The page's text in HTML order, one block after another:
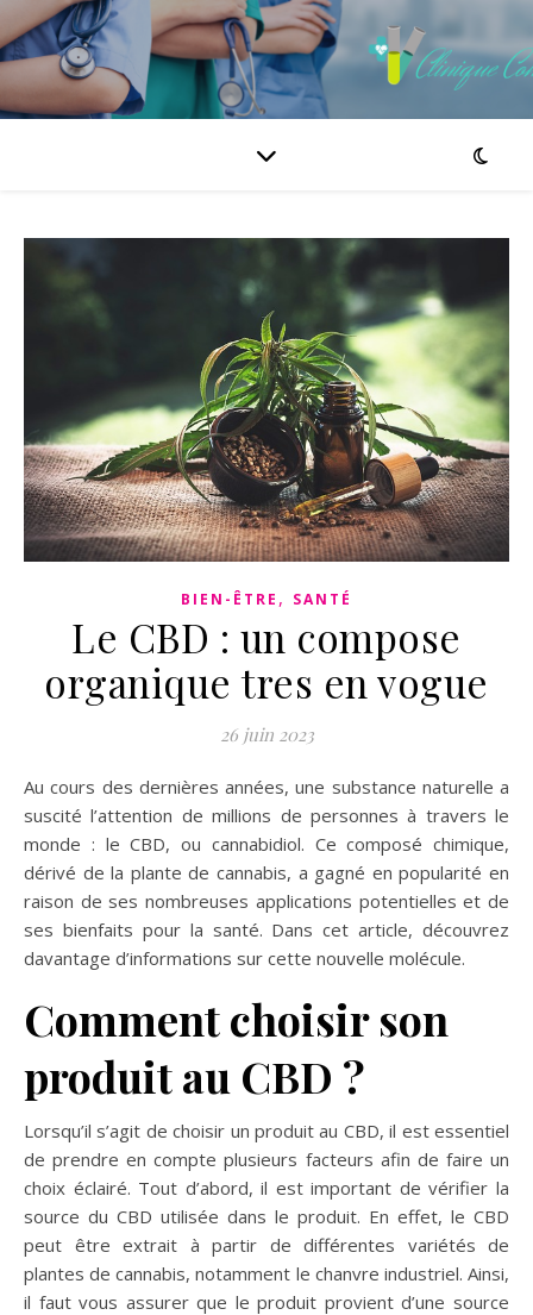
BIEN-ÊTRE , SANTÉ
Le CBD : un compose
organique tres en vogue
26 juin 2023
Au cours des dernières années, une substance naturelle a
suscité l’attention de millions de personnes à travers le
monde : le CBD, ou cannabidiol. Ce composé chimique,
dérivé de la plante de cannabis, a gagné en popularité en
raison de ses nombreuses applications potentielles et de
ses bienfaits pour la santé. Dans cet article, découvrez
davantage d’informations sur cette nouvelle molécule.
Comment choisir son
produit au CBD ?
Lorsqu’il s’agit de choisir un produit au CBD, il est essentiel
de prendre en compte plusieurs facteurs afin de faire un
choix éclairé. Tout d’abord, il est important de vérifier la
source du CBD utilisée dans le produit. En effet, le CBD
peut être extrait à partir de différentes variétés de
plantes de cannabis, notamment le chanvre industriel. Ainsi,
il faut vous assurer que le produit provient d’une source